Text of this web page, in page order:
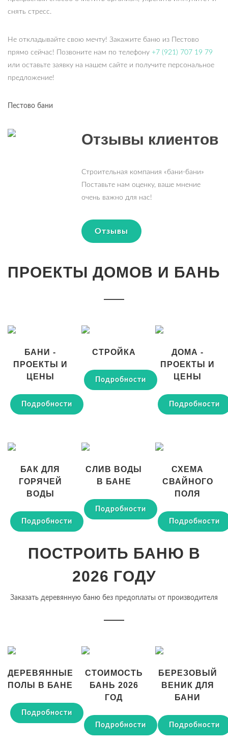
снять стресс.
Не откладывайте свою мечту! Закажите баню из Пестово
прямо сейчас! Позвоните нам по телефону +7 (921) 707 19 79
или оставьте заявку на нашем сайте и получите персональное
предложение!
Пестово бани
Отзывы клиентов
Строительная компания «бани-бани»
Поставьте нам оценку, ваше мнение
очень важно для нас!
Отзывы
ПРОЕКТЫ ДОМОВ И БАНЬ
БАНИ -
ПРОЕКТЫ И
ЦЕНЫ
Подробности
СТРОЙКА
Подробности
ДОМА -
ПРОЕКТЫ И
ЦЕНЫ
Подробности
БАК ДЛЯ
ГОРЯЧЕЙ
ВОДЫ
Подробности
СЛИВ ВОДЫ
В БАНЕ
Подробности
СХЕМА
СВАЙНОГО
ПОЛЯ
Подробности
ПОСТРОИТЬ БАНЮ В
2026 ГОДУ
Заказать деревянную баню без предоплаты от производителя
ДЕРЕВЯННЫЕ
ПОЛЫ В БАНЕ
Подробности
СТОИМОСТЬ
БАНЬ 2026
ГОД
Подробности
БЕРЕЗОВЫЙ
ВЕНИК ДЛЯ
БАНИ
Подробности